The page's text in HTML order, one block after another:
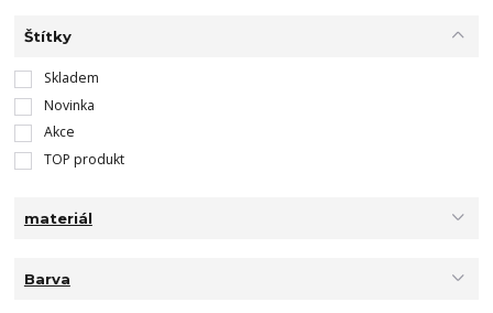
Štítky
Skladem
Novinka
Akce
TOP produkt
materiál
Barva